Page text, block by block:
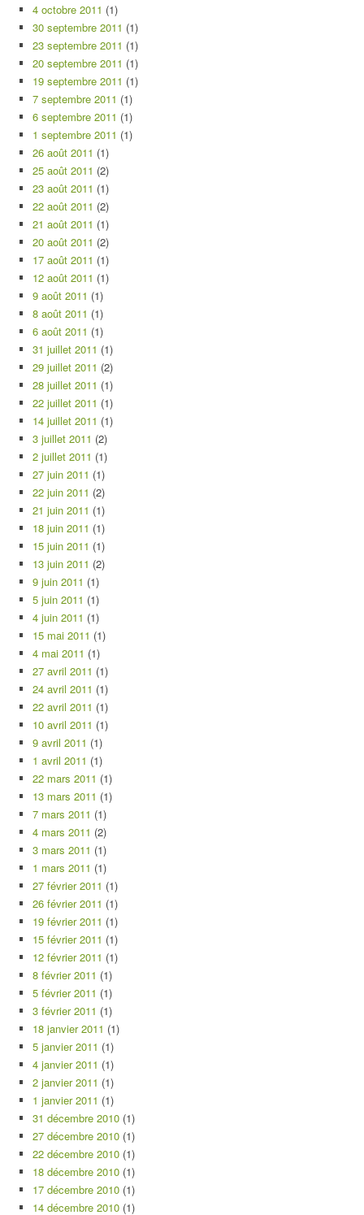
4 octobre 2011 (1)
30 septembre 2011 (1)
23 septembre 2011 (1)
20 septembre 2011 (1)
19 septembre 2011 (1)
7 septembre 2011 (1)
6 septembre 2011 (1)
1 septembre 2011 (1)
26 août 2011 (1)
25 août 2011 (2)
23 août 2011 (1)
22 août 2011 (2)
21 août 2011 (1)
20 août 2011 (2)
17 août 2011 (1)
12 août 2011 (1)
9 août 2011 (1)
8 août 2011 (1)
6 août 2011 (1)
31 juillet 2011 (1)
29 juillet 2011 (2)
28 juillet 2011 (1)
22 juillet 2011 (1)
14 juillet 2011 (1)
3 juillet 2011 (2)
2 juillet 2011 (1)
27 juin 2011 (1)
22 juin 2011 (2)
21 juin 2011 (1)
18 juin 2011 (1)
15 juin 2011 (1)
13 juin 2011 (2)
9 juin 2011 (1)
5 juin 2011 (1)
4 juin 2011 (1)
15 mai 2011 (1)
4 mai 2011 (1)
27 avril 2011 (1)
24 avril 2011 (1)
22 avril 2011 (1)
10 avril 2011 (1)
9 avril 2011 (1)
1 avril 2011 (1)
22 mars 2011 (1)
13 mars 2011 (1)
7 mars 2011 (1)
4 mars 2011 (2)
3 mars 2011 (1)
1 mars 2011 (1)
27 février 2011 (1)
26 février 2011 (1)
19 février 2011 (1)
15 février 2011 (1)
12 février 2011 (1)
8 février 2011 (1)
5 février 2011 (1)
3 février 2011 (1)
18 janvier 2011 (1)
5 janvier 2011 (1)
4 janvier 2011 (1)
2 janvier 2011 (1)
1 janvier 2011 (1)
31 décembre 2010 (1)
27 décembre 2010 (1)
22 décembre 2010 (1)
18 décembre 2010 (1)
17 décembre 2010 (1)
14 décembre 2010 (1)